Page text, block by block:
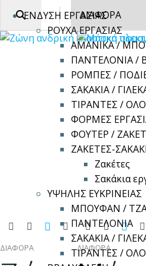
ΕΝΔΥΣΗ ΕΡΓΑΣΙΑΣ
ΡΟΥΧΑ ΕΡΓΑΣΙΑΣ
ΑΜΑΝΙΚΑ /
ΠΑΝΤΕΛΟΝΙΑ /
ΡΟΜΠΕΣ /
ΣΑΚΑΚΙΑ /
ΤΙΡΑΝΤΕΣ /
ΦΟΡΜΕΣ
ΦΟΥΤΕΡ /
ΖΑΚΕΤΕΣ-
Ζακέτες
Σακάκια
ΥΨΗΛΗΣ ΕΥΚΡΙΝΕΙΑΣ
ΜΠΟΥΦΑΝ /
ΠΑΝΤΕΛΟΝΙΑ
ΣΑΚΑΚΙΑ /
ΤΙΡΑΝΤΕΣ /
Αυτό
το
ΔΙΑΦΟΡΑ
Αυτό
το
ΔΙΑΦΟΡΑ